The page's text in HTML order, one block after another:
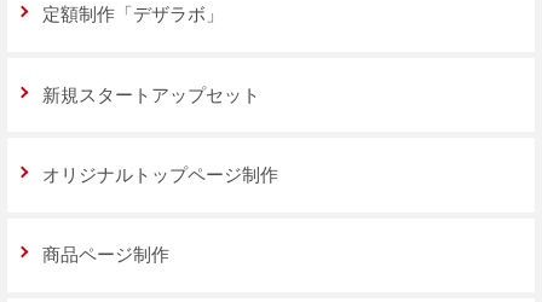
定額制作「デザラボ」
新規スタートアップセット
オリジナルトップページ制作
商品ページ制作